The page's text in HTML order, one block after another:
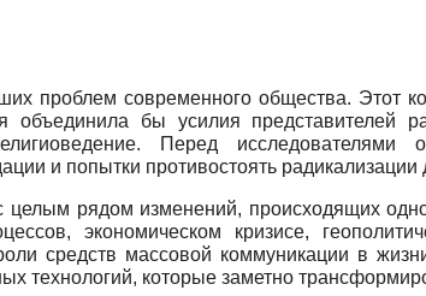
проблем современного общества. Этот
объединила бы усилия представителей
Перед исследователями
и попытки противостоять
рядом изменений, происходящих
экономическом кризисе,
средств массовой коммуникации в
технологий, которые заметно